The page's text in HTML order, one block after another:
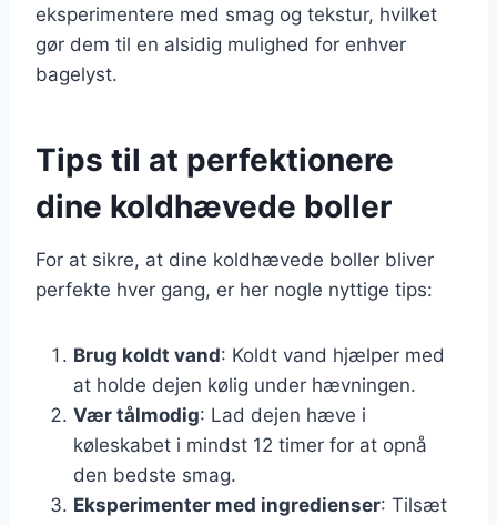
eksperimentere med smag og tekstur, hvilket
gør dem til en alsidig mulighed for enhver
bagelyst.
Tips til at perfektionere
dine koldhævede boller
For at sikre, at dine koldhævede boller bliver
perfekte hver gang, er her nogle nyttige tips:
Brug koldt vand: Koldt vand hjælper med
at holde dejen kølig under hævningen.
Vær tålmodig: Lad dejen hæve i
køleskabet i mindst 12 timer for at opnå
den bedste smag.
Eksperimenter med ingredienser: Tilsæt